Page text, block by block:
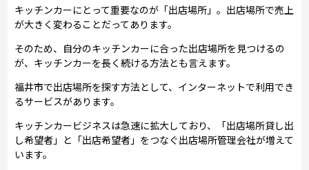
キッチンカーにとって重要なのが「出店場所」。出店場所で売上
が大きく変わることだってあります。
そのため、自分のキッチンカーに合った出店場所を見つけるの
が、キッチンカーを長く続ける方法とも言えます。
福井市で出店場所を探す方法として、インターネットで利用でき
るサービスがあります。
キッチンカービジネスは急速に拡大しており、「出店場所貸し出
し希望者」と「出店希望者」をつなぐ出店場所管理会社が増えて
います。